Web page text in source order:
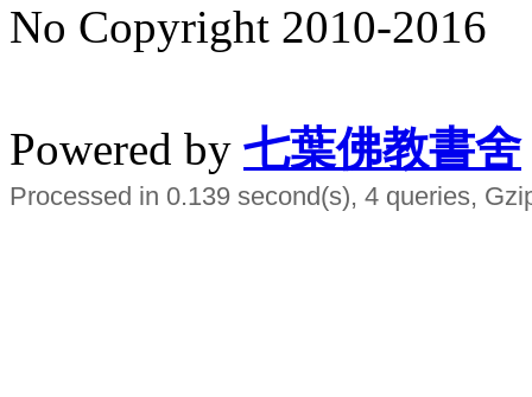
No Copyright 2010-2016
Powered by 七葉佛教書舍
Processed in 0.139 second(s), 4 queries,